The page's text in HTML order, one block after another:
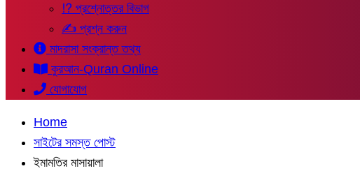
⁉ প্রশ্নোত্তর বিভাগ
✍ প্রশ্ন করুন
মাদরাসা সংক্রান্ত তথ্য
কুরআন-Quran Online
যোগাযোগ
Home
সাইটের সমস্ত পোস্ট
ইমামতির মাসায়ালা